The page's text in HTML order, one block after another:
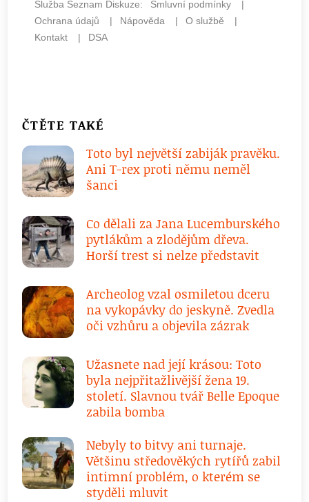
ČTĚTE TAKÉ
Toto byl největší zabiják pravěku.
Ani T-rex proti němu neměl
šanci
Co dělali za Jana Lucemburského
pytlákům a zlodějům dřeva.
Horší trest si nelze představit
Archeolog vzal osmiletou dceru
na vykopávky do jeskyně. Zvedla
oči vzhůru a objevila zázrak
Užasnete nad její krásou: Toto
byla nejpřitažlivější žena 19.
století. Slavnou tvář Belle Epoque
zabila bomba
Nebyly to bitvy ani turnaje.
Většinu středověkých rytířů zabil
intimní problém, o kterém se
styděli mluvit